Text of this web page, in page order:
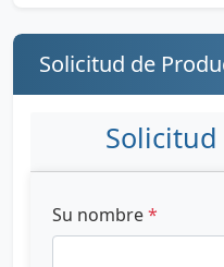
Solicitud de
Su nombre*